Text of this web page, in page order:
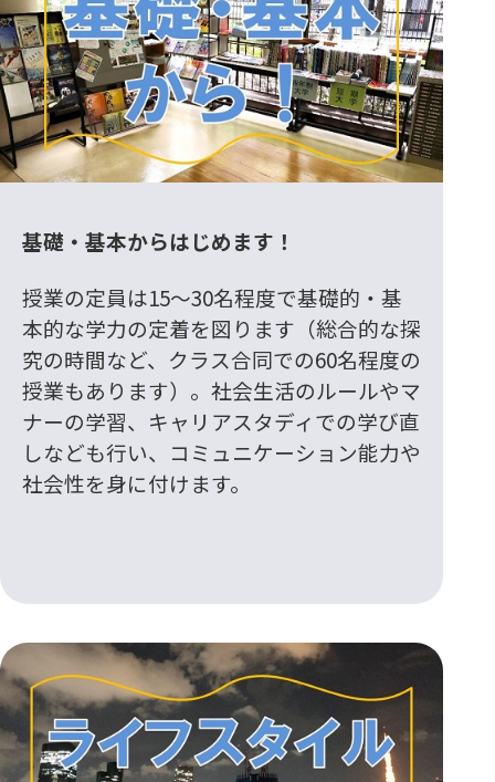
基礎・基本からはじめます！
授業の定員は15〜30名程度で基礎的・基
本的な学力の定着を図ります（総合的な探
究の時間など、クラス合同での60名程度の
授業もあります）。社会生活のルールやマ
ナーの学習、キャリアスタディでの学び直
しなども行い、コミュニケーション能力や
社会性を身に付けます。